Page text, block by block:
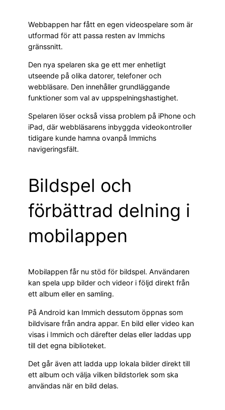
Webbappen har fått en egen videospelare som är
utformad för att passa resten av Immichs
gränssnitt.
Den nya spelaren ska ge ett mer enhetligt
utseende på olika datorer, telefoner och
webbläsare. Den innehåller grundläggande
funktioner som val av uppspelningshastighet.
Spelaren löser också vissa problem på iPhone och
iPad, där webbläsarens inbyggda videokontroller
tidigare kunde hamna ovanpå Immichs
navigeringsfält.
Bildspel och
förbättrad delning i
mobilappen
Mobilappen får nu stöd för bildspel. Användaren
kan spela upp bilder och videor i följd direkt från
ett album eller en samling.
På Android kan Immich dessutom öppnas som
bildvisare från andra appar. En bild eller video kan
visas i Immich och därefter delas eller laddas upp
till det egna biblioteket.
Det går även att ladda upp lokala bilder direkt till
ett album och välja vilken bildstorlek som ska
användas när en bild delas.